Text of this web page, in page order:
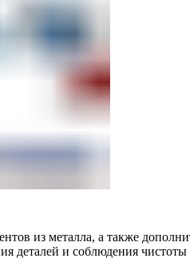
из металла, а также
деталей и соблюдения чистоты